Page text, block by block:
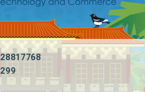
28817768
299